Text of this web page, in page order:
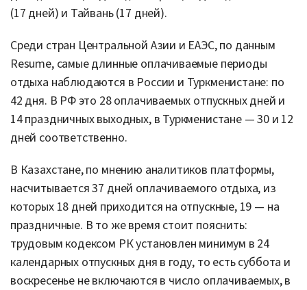
(17 дней) и Тайвань (17 дней).
Среди стран Центральной Азии и ЕАЭС, по данным
Resume, самые длинные оплачиваемые периоды
отдыха наблюдаются в России и Туркменистане: по
42 дня. В РФ это 28 оплачиваемых отпускных дней и
14 праздничных выходных, в Туркменистане — 30 и 12
дней соответственно.
В Казахстане, по мнению аналитиков платформы,
насчитывается 37 дней оплачиваемого отдыха, из
которых 18 дней приходится на отпускные, 19 — на
праздничные. В то же время стоит пояснить:
трудовым кодексом РК установлен минимум в 24
календарных отпускных дня в году, то есть суббота и
воскресенье не включаются в число оплачиваемых, в